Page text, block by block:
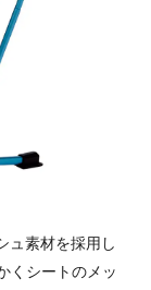
ュ素材を採用し
くシートのメッ